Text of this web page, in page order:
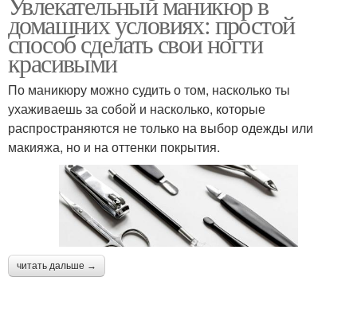
домашних условиях: простой
способ сделать свои ногти
красивыми
По маникюру можно судить о том, насколько ты
ухаживаешь за собой и насколько, которые
распространяются не только на выбор одежды или
макияжа, но и на оттенки покрытия.
читать дальше →